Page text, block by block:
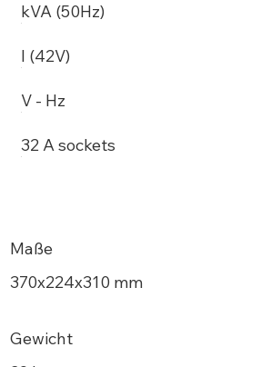
kVA (50Hz)
I (42V)
V - Hz
32 A sockets
Maße
370x224x310 mm
Gewicht